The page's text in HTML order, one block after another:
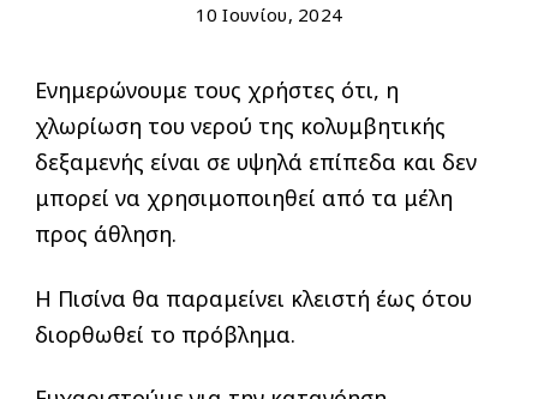
10 Ιουνίου, 2024
Ενημερώνουμε τους χρήστες ότι, η
χλωρίωση του νερού της κολυμβητικής
δεξαμενής είναι σε υψηλά επίπεδα και δεν
μπορεί να χρησιμοποιηθεί από τα μέλη
προς άθληση.
Η Πισίνα θα παραμείνει κλειστή έως ότου
διορθωθεί το πρόβλημα.